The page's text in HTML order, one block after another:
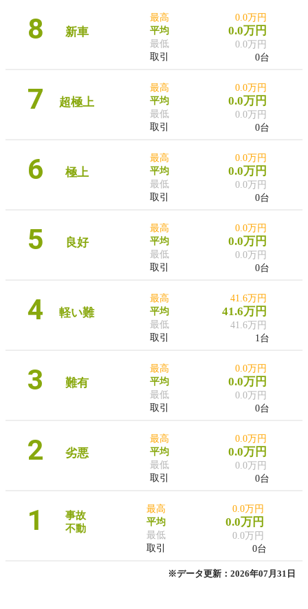
8 新車
最高
平均
最低
取引
0.0万円
0.0万円
0.0万円
0台
7 超極上
最高
平均
最低
取引
0.0万円
0.0万円
0.0万円
0台
6 極上
最高
平均
最低
取引
0.0万円
0.0万円
0.0万円
0台
5 良好
最高
平均
最低
取引
0.0万円
0.0万円
0.0万円
0台
4 軽い難
最高
平均
最低
取引
41.6万円
41.6万円
41.6万円
1台
3 難有
最高
平均
最低
取引
0.0万円
0.0万円
0.0万円
0台
2 劣悪
最高
平均
最低
取引
0.0万円
0.0万円
0.0万円
0台
1
事故
不動
最高
平均
最低
取引
0.0万円
0.0万円
0.0万円
0台
※データ更新：2026年07月31日